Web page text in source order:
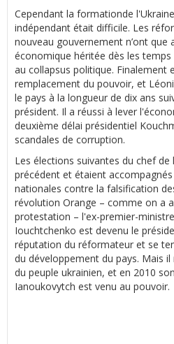
Cependant la formationde
indépendant était difficile. Les
nouveau gouvernement n’ont que
économique héritée dès les
au collapsus politique. Finalement
remplacement du pouvoir, et
le pays à la longueur de dix ans
président. Il a réussi à lever
deuxième délai présidentiel
scandales de corruption.
Les élections suivantes du chef
précédent et étaient
nationales contre la falsification
révolution Orange – comme on a
protestation – l'ex-premier-
Iouchtchenko est devenu le
réputation du réformateur et se
du développement du pays. Mais
du peuple ukrainien, et en 2010
Ianoukovytch est venu au pouvoir.